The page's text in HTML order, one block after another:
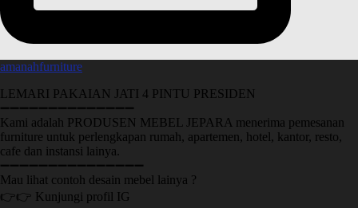
amanahfurniture
LEMARI PAKAIAN JATI 4 PINTU PRESIDEN
➖➖➖➖➖➖➖➖➖➖➖➖➖➖
Kami adalah PRODUSEN MEBEL JEPARA menerima pemesanan
furniture untuk perlengkapan rumah, apartemen, hotel, kantor, resto,
cafe dan instansi lainya.
➖➖➖➖➖➖➖➖➖➖➖➖➖➖➖
Mau lihat contoh desain mebel lainya ?
👉👉 Kunjungi profil IG